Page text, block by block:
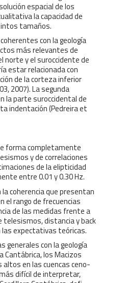
espacial de los
la capacidad de
tamaños.
con la geología
más relevantes de
norte y el suroccidente de
estar relacionada con
de la corteza inferior
2007). La segunda
la parte suroccidental de
indentación (Pedreira et
forma completamente
y de correlaciones
de la elipticidad
entre 0.01 y 0.30 Hz.
coherencia que presentan
el rango de frecuencias
de las medidas frente a
distancia y back
las expectativas teóricas.
generales con la geología
los Macizos
altos en las cuencas ceno-
difícil de interpretar,